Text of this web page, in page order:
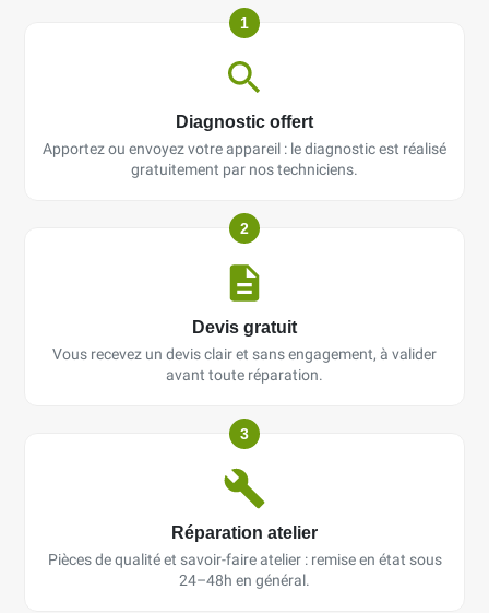
1
Diagnostic offert
Apportez ou envoyez votre appareil : le diagnostic est réalisé
gratuitement par nos techniciens.
2
Devis gratuit
Vous recevez un devis clair et sans engagement, à valider
avant toute réparation.
3
Réparation atelier
Pièces de qualité et savoir-faire atelier : remise en état sous
24–48h en général.